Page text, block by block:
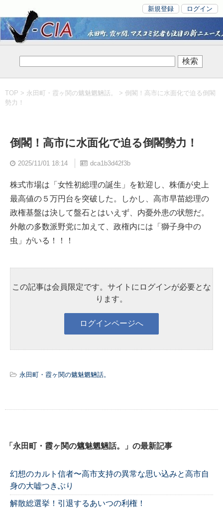
新規登録 ログイン
TOP > 永田町・霞ヶ関の魑魅魍魎話。
> 倒閣！高市に水面化で迫る倒閣
勢力！
倒閣！高市に水面化で迫る倒閣勢力！
2025/11/01 18:14 dca1b3d42f3b
株式市場は「女性初総理の誕生」を歓迎し、株価が史上
最高値の５万円台を突破した。しかし、高市早苗総理の
政権基盤は決して盤石とはいえず、内憂外患の状態だ。
外敵の多数派野党に加えて、政権内には「獅子身中の
虫」がいる！！！
この記事は会員限定です。サイトにログインが必要とな
ります。
永田町・霞ヶ関の魑魅魍魎話。
「永田町・霞ヶ関の魑魅魍魎話。」の最新記事
幻想のカルト信者〜高市支持の異常な思い込みと高市自
身の大嘘つきぶり
解散総選挙！引退するあいつの利権！